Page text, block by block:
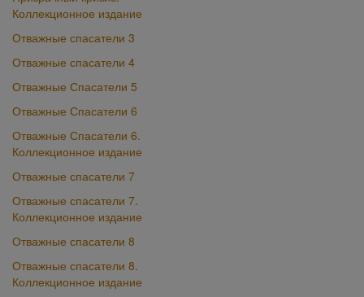
Коллекционное издание
Отважные спасатели 3
Отважные спасатели 4
Отважные Спасатели 5
Отважные Спасатели 6
Отважные Спасатели 6.
Коллекционное издание
Отважные спасатели 7
Отважные спасатели 7.
Коллекционное издание
Отважные спасатели 8
Отважные спасатели 8.
Коллекционное издание